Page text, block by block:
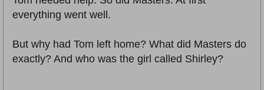
everything went well.
But why had Tom left home? What did Masters do
exactly? And who was the girl called Shirley?